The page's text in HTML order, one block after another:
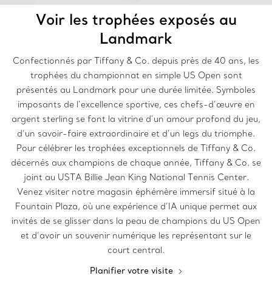
Voir les trophées exposés au
Landmark
Confectionnés par Tiffany & Co. depuis près de 40 ans, les
trophées du championnat en simple US Open sont
présentés au Landmark pour une durée limitée. Symboles
imposants de l’excellence sportive, ces chefs-d’œuvre en
argent sterling se font la vitrine d’un amour profond du jeu,
d’un savoir-faire extraordinaire et d’un legs du triomphe.
Pour célébrer les trophées exceptionnels de Tiffany & Co.
décernés aux champions de chaque année, Tiffany & Co. se
joint au USTA Billie Jean King National Tennis Center.
Venez visiter notre magasin éphémère immersif situé à la
Fountain Plaza, où une expérience d’IA unique permet aux
invités de se glisser dans la peau de champions du US Open
et d’avoir un souvenir numérique les représentant sur le
court central.
Planifier votre visite